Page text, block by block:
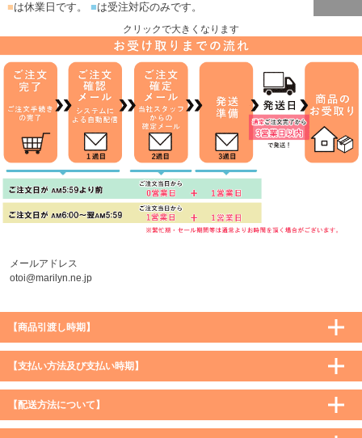
プへ
■は休業日です。 ■は受注対応のみです。
クリックで大きくなります
メールアドレス
otoi@marilyn.ne.jp
【商品引渡し時期】
【支払い方法及び支払い時期】
【配送方法について】